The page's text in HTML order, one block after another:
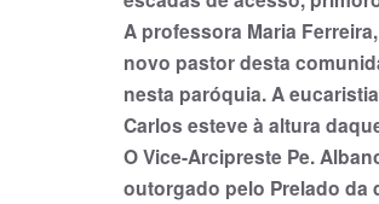
A professora Maria
novo pastor desta
nesta paróquia. A
Carlos esteve à altura
O Vice-Arcipreste Pe.
outorgado pelo Prelado da